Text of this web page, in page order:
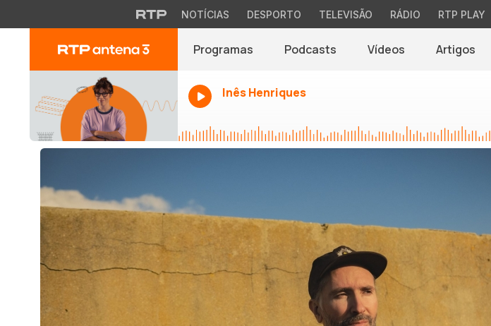
NOTÍCIAS DESPORTO TELEVISÃO RÁDIO RTP PLAY
Programas Podcasts Vídeos Artigos
Inês Henriques